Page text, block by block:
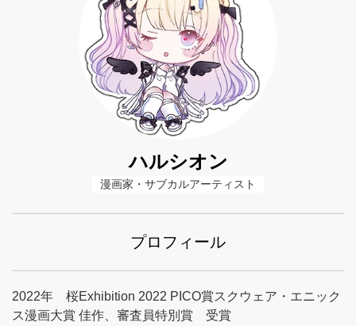
ハルシオン
漫画家・サブカルアーティスト
プロフィール
2022年 桜Exhibition 2022 PICO賞スクウェア・エニック
ス漫画大賞 佳作、審査員特別賞 受賞